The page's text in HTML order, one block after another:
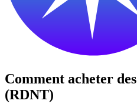
Comment acheter des
(RDNT)